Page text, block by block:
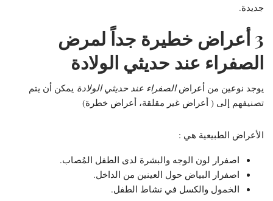
جديدة.
3 أعراض خطيرة جداً لمرض
الصفراء عند حديثي الولادة
يوجد نوعين من أعراضالصفراء عند حديثي الولادة يمكن أن يتم
تصنيفهم إلى ( أعراض غير مقلقة، أعراض خطرة)
الأعراض الطبيعية هي :
اصفرار لون الوجه والبشرة لدى الطفل المُصاب.
اصفرار البياض حول العينين من الداخل.
الخمول والكسل في نشاط الطفل.